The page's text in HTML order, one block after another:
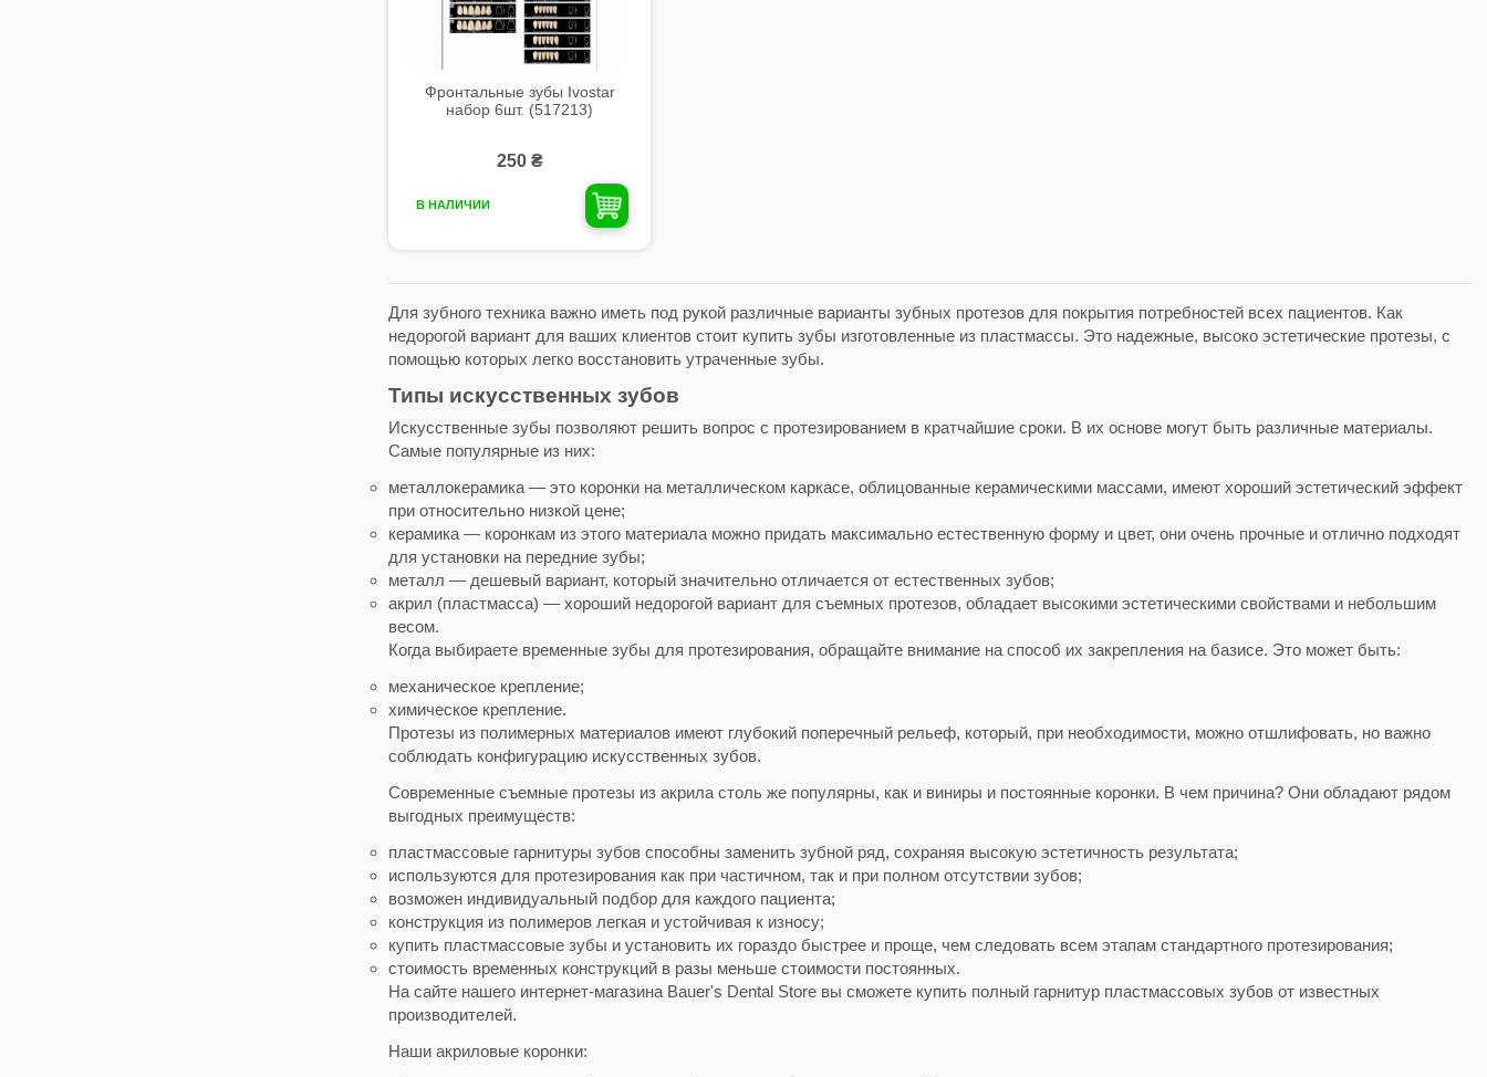
Фронтальные зубы Ivostar
набор 6шт. (517213)
250 ₴
В НАЛИЧИИ
Для зубного техника важно иметь под рукой различные варианты зубных протезов для покрытия потребностей всех пациентов. Как
недорогой вариант для ваших клиентов стоит купить зубы изготовленные из пластмассы. Это надежные, высоко эстетические протезы, с
помощью которых легко восстановить утраченные зубы.
Типы искусственных зубов
Искусственные зубы позволяют решить вопрос с протезированием в кратчайшие сроки. В их основе могут быть различные материалы.
Самые популярные из них:
металлокерамика — это коронки на металлическом каркасе, облицованные керамическими массами, имеют хороший эстетический эффект
при относительно низкой цене;
керамика — коронкам из этого материала можно придать максимально естественную форму и цвет, они очень прочные и отлично подходят
для установки на передние зубы;
металл — дешевый вариант, который значительно отличается от естественных зубов;
акрил (пластмасса) — хороший недорогой вариант для съемных протезов, обладает высокими эстетическими свойствами и небольшим
весом.
Когда выбираете временные зубы для протезирования, обращайте внимание на способ их закрепления на базисе. Это может быть:
механическое крепление;
химическое крепление.
Протезы из полимерных материалов имеют глубокий поперечный рельеф, который, при необходимости, можно отшлифовать, но важно
соблюдать конфигурацию искусственных зубов.
Современные съемные протезы из акрила столь же популярны, как и виниры и постоянные коронки. В чем причина? Они обладают рядом
выгодных преимуществ:
пластмассовые гарнитуры зубов способны заменить зубной ряд, сохраняя высокую эстетичность результата;
используются для протезирования как при частичном, так и при полном отсутствии зубов;
возможен индивидуальный подбор для каждого пациента;
конструкция из полимеров легкая и устойчивая к износу;
купить пластмассовые зубы и установить их гораздо быстрее и проще, чем следовать всем этапам стандартного протезирования;
стоимость временных конструкций в разы меньше стоимости постоянных.
На сайте нашего интернет-магазина Bauer's Dental Store вы сможете купить полный гарнитур пластмассовых зубов от известных
производителей.
Наши акриловые коронки: